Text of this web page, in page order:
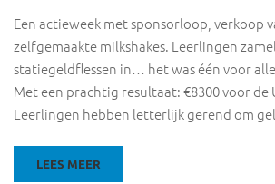
Een actieweek met sponsorloop, verkoop
zelfgemaakte milkshakes. Leerlingen
statiegeldflessen in… het was één voor
Met een prachtig resultaat: €8300 voor de
Leerlingen hebben letterlijk gerend om
LEES MEER